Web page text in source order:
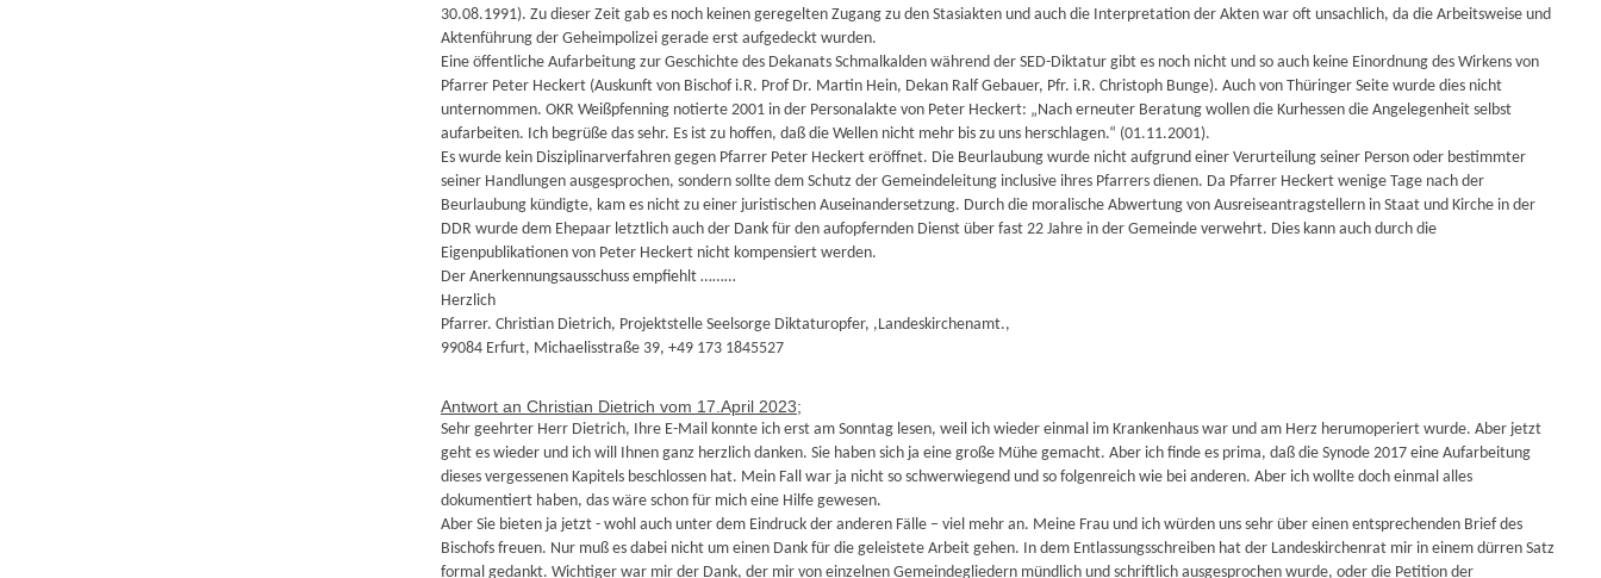
30.08.1991). Zu dieser Zeit gab es noch keinen geregelten Zugang zu den Stasiakten und auch die Interpretation der Akten war oft unsachlich, da die Arbeitsweise und
Aktenführung der Geheimpolizei gerade erst aufgedeckt wurden.
Eine öffentliche Aufarbeitung zur Geschichte des Dekanats Schmalkalden während der SED-Diktatur gibt es noch nicht und so auch keine Einordnung des Wirkens von
Pfarrer Peter Heckert (Auskunft von Bischof i.R. Prof Dr. Martin Hein, Dekan Ralf Gebauer, Pfr. i.R. Christoph Bunge). Auch von Thüringer Seite wurde dies nicht
unternommen. OKR Weißpfenning notierte 2001 in der Personalakte von Peter Heckert: „Nach erneuter Beratung wollen die Kurhessen die Angelegenheit selbst
aufarbeiten. Ich begrüße das sehr. Es ist zu hoffen, daß die Wellen nicht mehr bis zu uns herschlagen.“ (01.11.2001).
Es wurde kein Disziplinarverfahren gegen Pfarrer Peter Heckert eröffnet. Die Beurlaubung wurde nicht aufgrund einer Verurteilung seiner Person oder bestimmter
seiner Handlungen ausgesprochen, sondern sollte dem Schutz der Gemeindeleitung inclusive ihres Pfarrers dienen. Da Pfarrer Heckert wenige Tage nach der
Beurlaubung kündigte, kam es nicht zu einer juristischen Auseinandersetzung. Durch die moralische Abwertung von Ausreiseantragstellern in Staat und Kirche in der
DDR wurde dem Ehepaar letztlich auch der Dank für den aufopfernden Dienst über fast 22 Jahre in der Gemeinde verwehrt. Dies kann auch durch die
Eigenpublikationen von Peter Heckert nicht kompensiert werden.
Der Anerkennungsausschuss empfiehlt ………
Herzlich
Pfarrer. Christian Dietrich, Projektstelle Seelsorge Diktaturopfer, ,Landeskirchenamt.,
99084 Erfurt, Michaelisstraße 39, +49 173 1845527
Antwort an Christian Dietrich vom 17.April 2023;
Sehr geehrter Herr Dietrich, Ihre E-Mail konnte ich erst am Sonntag lesen, weil ich wieder einmal im Krankenhaus war und am Herz herumoperiert wurde. Aber jetzt
geht es wieder und ich will Ihnen ganz herzlich danken. Sie haben sich ja eine große Mühe gemacht. Aber ich finde es prima, daß die Synode 2017 eine Aufarbeitung
dieses vergessenen Kapitels beschlossen hat. Mein Fall war ja nicht so schwerwiegend und so folgenreich wie bei anderen. Aber ich wollte doch einmal alles
dokumentiert haben, das wäre schon für mich eine Hilfe gewesen.
Aber Sie bieten ja jetzt - wohl auch unter dem Eindruck der anderen Fälle – viel mehr an. Meine Frau und ich würden uns sehr über einen entsprechenden Brief des
Bischofs freuen. Nur muß es dabei nicht um einen Dank für die geleistete Arbeit gehen. In dem Entlassungsschreiben hat der Landeskirchenrat mir in einem dürren Satz
formal gedankt. Wichtiger war mir der Dank, der mir von einzelnen Gemeindegliedern mündlich und schriftlich ausgesprochen wurde, oder die Petition der